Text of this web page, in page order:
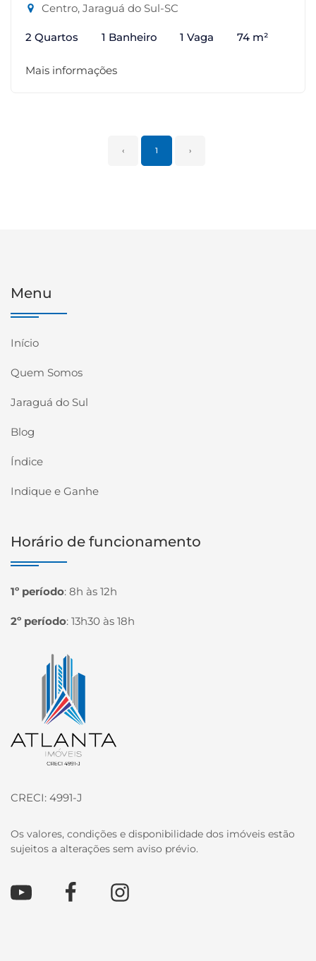
Centro, Jaraguá do Sul-SC
2 Quartos 1 Banheiro 1 Vaga 74 m²
Mais informações
‹ 1 ›
Menu
Início
Quem Somos
Jaraguá do Sul
Blog
Índice
Indique e Ganhe
Horário de funcionamento
1º período: 8h às 12h
2º período: 13h30 às 18h
Página inicial
CRECI: 4991-J
Os valores, condições e disponibilidade dos imóveis estão
sujeitos a alterações sem aviso prévio.
Youtube FacebookInstagram